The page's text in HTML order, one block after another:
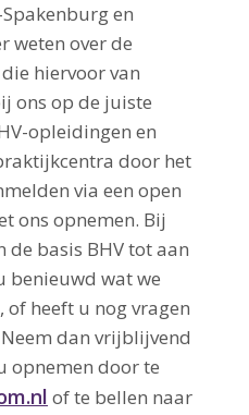
en
weten over de
hiervoor van
ons op de juiste
opleidingen en
door het
via een open
ons opnemen. Bij
de basis BHV tot aan
benieuwd wat we
of heeft u nog vragen
dan vrijblijvend
opnemen door te
of te bellen naar